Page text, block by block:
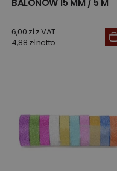
BALONÓW 15 MM / 5 M
6,00 zł z VAT
4,88 zł netto